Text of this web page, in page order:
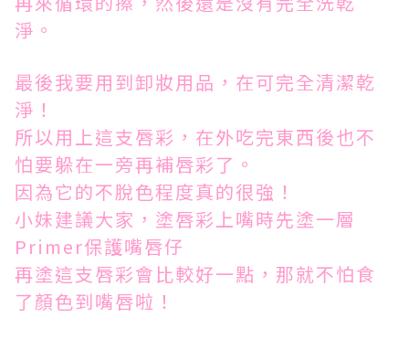
淨。
最後我要用到卸妝用品，在可完全清潔乾
淨！
所以用上這支唇彩，在外吃完東西後也不
怕要躲在一旁再補唇彩了。
因為它的不脫色程度真的很強！
小妹建議大家，塗唇彩上嘴時先塗一層
Primer保護嘴唇仔
再塗這支唇彩會比較好一點，那就不怕食
了顏色到嘴唇啦！